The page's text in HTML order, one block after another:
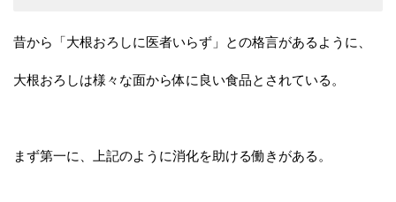
昔から「大根おろしに医者いらず」との格言があるように、
大根おろしは様々な面から体に良い食品とされている。
まず第一に、上記のように消化を助ける働きがある。